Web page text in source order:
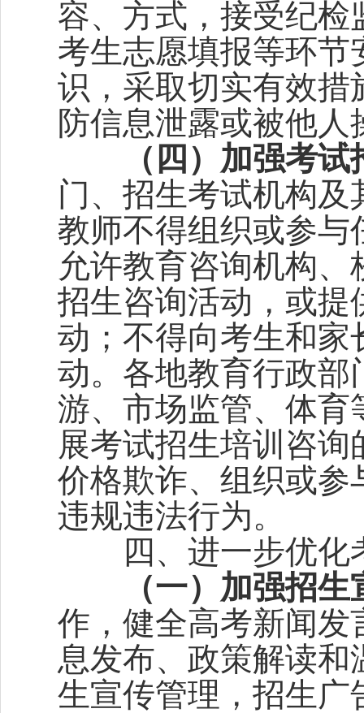
容、方式，接受纪
考生志愿填报等环
识，采取切实有效措
防信息泄露或被他人
（四）加强考
门、招生考试机构
教师不得组织或参与
允许教育咨询机构
招生咨询活动，或提
动；不得向考生和家
动。各地教育行政部
游、市场监管、体育
展考试招生培训咨
价格欺诈、组织或参
违规违法行为。
四、进一步优化
（一）加强招
作，健全高考新闻发
息发布、政策解读
生宣传管理，招生广